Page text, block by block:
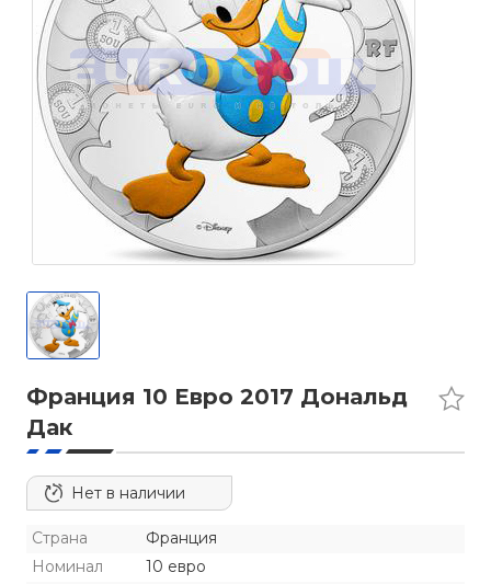
Франция 10 Евро 2017 Дональд
Дак
Нет в наличии
Страна
Франция
Номинал
10 евро